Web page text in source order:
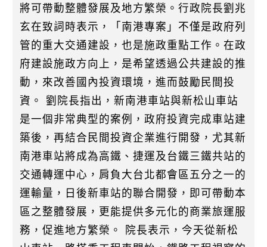
將可帶動整體發展及地方繁榮。行政院長劉兆
玄在致詞時表示，「南港專案」不僅是政府列
管的重大交通建設，也是施政重點工作。在政
府建設施政方向上，是希望透過公共建設的推
動，來改善國內投資環境，進而鼓勵民間投
資。 劉院長指出，新南港車站與新松山車站
是一個非常典型的案例，政府投資完成車站建
築後，再結合民間投資企業進行開發，尤其新
南港車站將成為高鐵、捷運及台鐵三鐵共站的
交通轉運中心，肩負大台北都會區五分之一的
運輸量，日後新車站的聯合開發，即可帶動本
區之整體發展，更能提供多元化的商業旅運服
務，促進地方繁榮。 院長表示，今天從新松